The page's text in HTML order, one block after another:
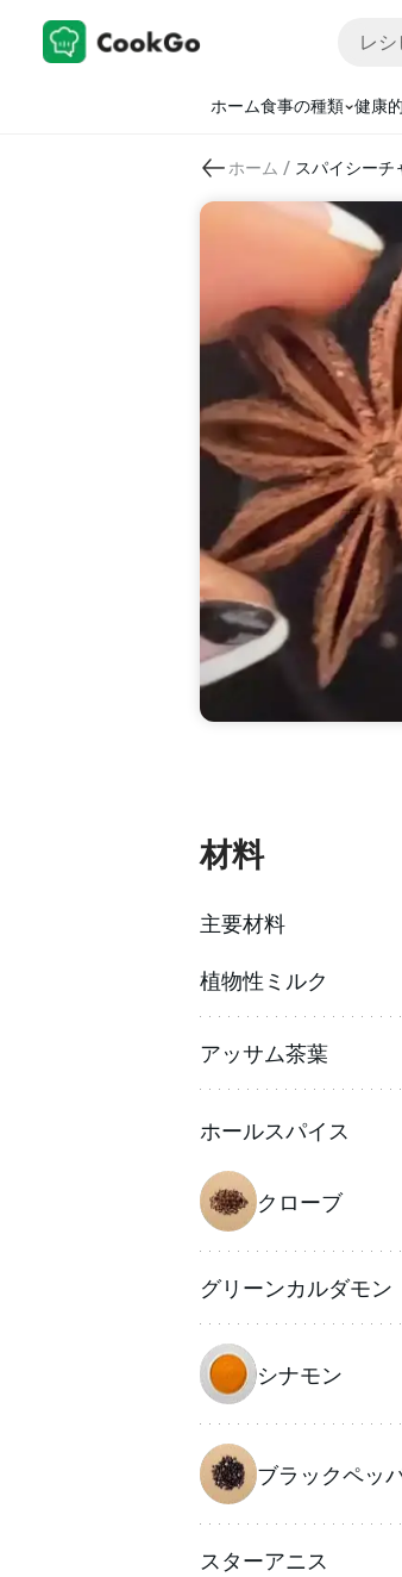
ホーム食事の種類 健康
ホーム / スパイシーチ
材料
主要材料
植物性ミルク
アッサム茶葉
ホールスパイス
クローブ
グリーンカルダモン
シナモン
ブラックペッ
スターアニス